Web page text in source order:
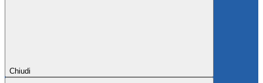
Chiudi